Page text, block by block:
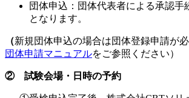
団体申込：団体代表者による承認手
となります。
（新規団体申込の場合は団体登録申請が
団体申請マニュアルをご参照ください）
② 試験会場・日時の予約